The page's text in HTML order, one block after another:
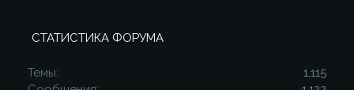
СТАТИСТИКА ФОРУМА
Темы
1,115